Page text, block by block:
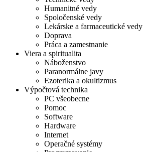
Humanitné vedy
Spoločenské vedy
Lekárske a farmaceutické vedy
Doprava
Práca a zamestnanie
Viera a spiritualita
Náboženstvo
Paranormálne javy
Ezoterika a okultizmus
Výpočtová technika
PC všeobecne
Pomoc
Software
Hardware
Internet
Operačné systémy